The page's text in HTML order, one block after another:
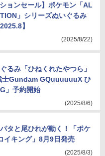
ョンセール】ポケモン「AL
」シリーズぬいぐるみ
】
(2025/8/22)
るみ「ひねくれたやつら」
士Gundam GQuuuuuuX ひ
」予約開始
(2025/8/6)
タと尾ひれが動く！「ポケ
イキング」8月9日発売
(2025/8/3)